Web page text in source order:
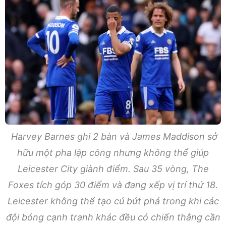
Harvey Barnes ghi 2 bàn và James Maddison sở
hữu một pha lập công nhưng không thể giúp
Leicester City giành điểm. Sau 35 vòng, The
Foxes tích góp 30 điểm và đang xếp vị trí thứ 18.
Leicester không thể tạo cú bứt phá trong khi các
đội bóng cạnh tranh khác đều có chiến thắng cần